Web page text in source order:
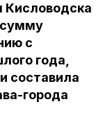
Кисловодска
сумму
с
года,
составила
города